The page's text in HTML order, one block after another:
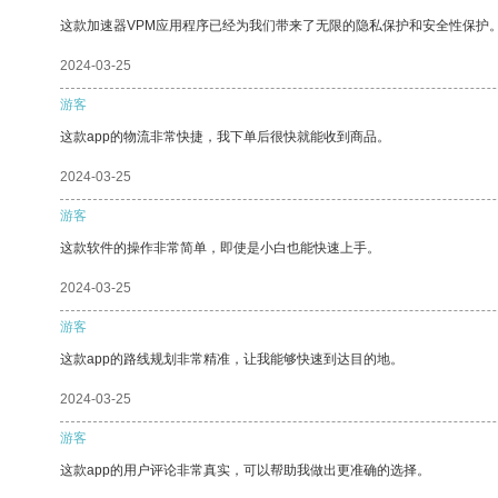
这款加速器VPM应用程序已经为我们带来了无限的隐私保护和安全性保护
2024-03-25
游客
这款app的物流非常快捷，我下单后很快就能收到商品。
2024-03-25
游客
这款软件的操作非常简单，即使是小白也能快速上手。
2024-03-25
游客
这款app的路线规划非常精准，让我能够快速到达目的地。
2024-03-25
游客
这款app的用户评论非常真实，可以帮助我做出更准确的选择。